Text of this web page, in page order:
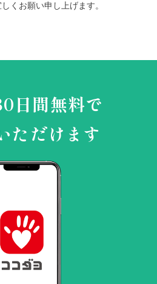
くお願い申し上げます。
日間無料で
ただけます